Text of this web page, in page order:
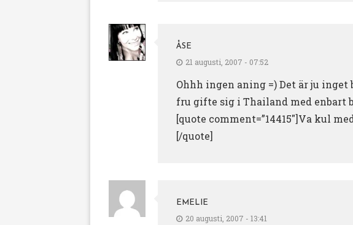
ÅSE
21 augusti, 2007 - 07:52
Ohhh ingen aning =) Det är ju inget
fru gifte sig i Thailand med enbart
[quote comment=”14415″]Va kul
[/quote]
EMELIE
20 augusti, 2007 - 13:41